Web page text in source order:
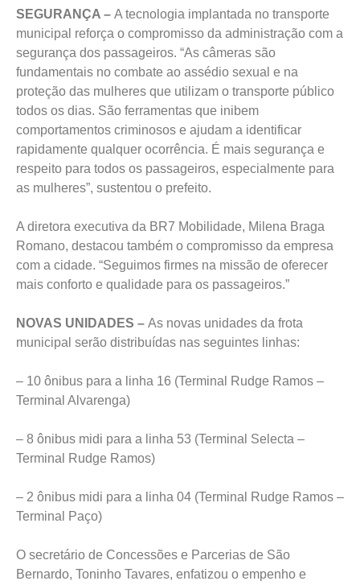
SEGURANÇA – A tecnologia implantada no transporte
municipal reforça o compromisso da administração com a
segurança dos passageiros. “As câmeras são
fundamentais no combate ao assédio sexual e na
proteção das mulheres que utilizam o transporte público
todos os dias. São ferramentas que inibem
comportamentos criminosos e ajudam a identificar
rapidamente qualquer ocorrência. É mais segurança e
respeito para todos os passageiros, especialmente para
as mulheres”, sustentou o prefeito.
A diretora executiva da BR7 Mobilidade, Milena Braga
Romano, destacou também o compromisso da empresa
com a cidade. “Seguimos firmes na missão de oferecer
mais conforto e qualidade para os passageiros.”
NOVAS UNIDADES – As novas unidades da frota
municipal serão distribuídas nas seguintes linhas:
– 10 ônibus para a linha 16 (Terminal Rudge Ramos –
Terminal Alvarenga)
– 8 ônibus midi para a linha 53 (Terminal Selecta –
Terminal Rudge Ramos)
– 2 ônibus midi para a linha 04 (Terminal Rudge Ramos –
Terminal Paço)
O secretário de Concessões e Parcerias de São
Bernardo, Toninho Tavares, enfatizou o empenho e